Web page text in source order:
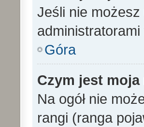
Jeśli nie
Góra
Czym jest
Na ogół nie
rangi (ranga